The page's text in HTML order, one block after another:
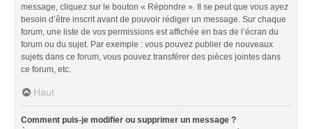
message, cliquez sur le bouton « Répondre ». Il se peut que vous ayez
besoin d’être inscrit avant de pouvoir rédiger un message. Sur chaque
forum, une liste de vos permissions est affichée en bas de l’écran du
forum ou du sujet. Par exemple : vous pouvez publier de nouveaux
sujets dans ce forum, vous pouvez transférer des pièces jointes dans
ce forum, etc.
Haut
Comment puis-je modifier ou supprimer un message ?